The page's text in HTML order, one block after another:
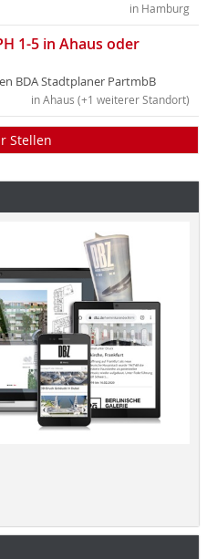
in Hamburg
1-5 in Ahaus oder
BDA Stadtplaner PartmbB
in Ahaus (+1 weiterer Standort)
Stellen